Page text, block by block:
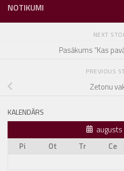
NOTIKUMI
NEXT
Pasākums “Kas
PREVIOUS
Zetonu
KALENDĀRS
Pi
Ot Tr Ce